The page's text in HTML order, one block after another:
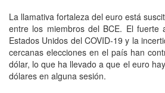
La llamativa fortaleza del euro está
entre los miembros del BCE. El fuerte
Estados Unidos del COVID-19 y la
cercanas elecciones en el país han
dólar, lo que ha llevado a que el euro
dólares en alguna sesión.